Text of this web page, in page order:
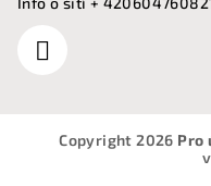
Copyright 2026 Pro